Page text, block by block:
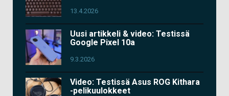
13.4.2026
Uusi artikkeli & video: Testissä
Google Pixel 10a
9.3.2026
Video: Testissä Asus ROG Kithara
-pelikuulokkeet